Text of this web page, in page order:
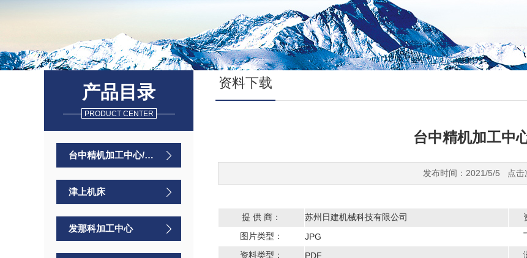
产品目录
PRODUCT CENTER
台中精机加工中心/车床
津上机床
发那科加工中心
资料下载
台中精机加工中
发布时间：2021/5/5 点击
提 供 商： 苏州日建机械科技有限公司
图片类型：
JPG
资料类型：
PDF